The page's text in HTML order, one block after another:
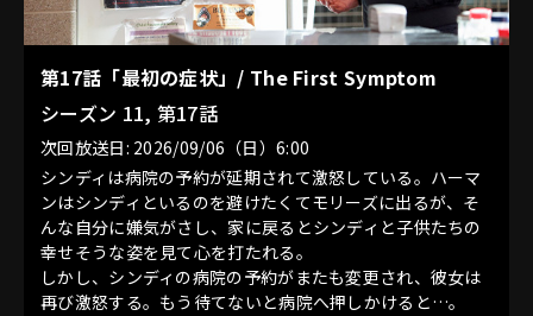
第17話「最初の症状」/ The First Symptom
シーズン 11, 第17話
次回放送日: 2026/09/06（日）6:00
シンディは病院の予約が延期されて激怒している。ハーマ
ンはシンディといるのを避けたくてモリーズに出るが、そ
んな自分に嫌気がさし、家に戻るとシンディと子供たちの
幸せそうな姿を見て心を打たれる。
しかし、シンディの病院の予約がまたも変更され、彼女は
再び激怒する。もう待てないと病院へ押しかけると…。